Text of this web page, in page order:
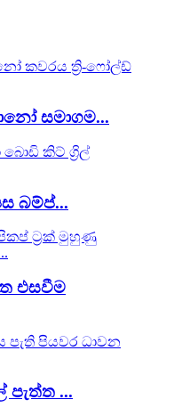
සමාගම...
බම්ප්...
එසවීම
පැත්ත ...